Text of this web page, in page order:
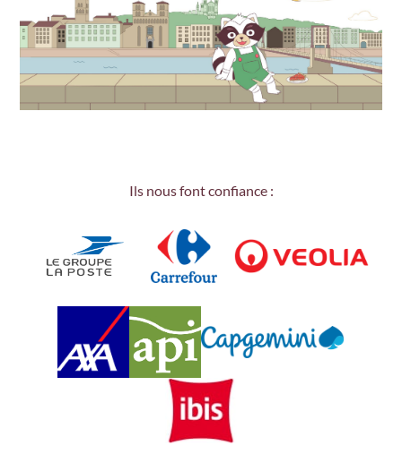
Ils nous font confiance :